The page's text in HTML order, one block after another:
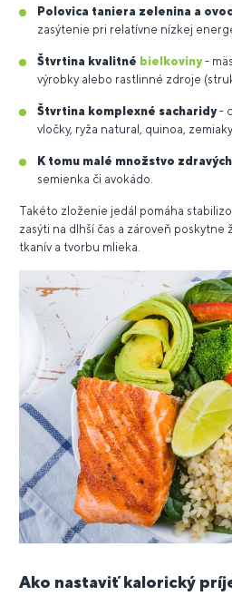
Polovica taniera zelenina a
zasýtenie pri relatívne nízkej
Štvrtina kvalitné bielkoviny-
výrobky alebo rastlinné zdroje
Štvrtina komplexné sacharidy-
vločky, ryža natural, quinoa,
K tomu malé množstvo
semienka či avokádo.
Takéto zloženie jedál pomáha
zasýti na dlhší čas a zároveň
tkanív a tvorbu mlieka.
Ako nastaviť kalorický